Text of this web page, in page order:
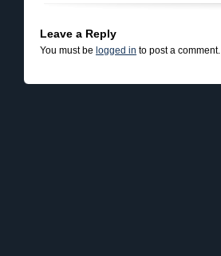
Leave a Reply
You must be logged in to post a comment.